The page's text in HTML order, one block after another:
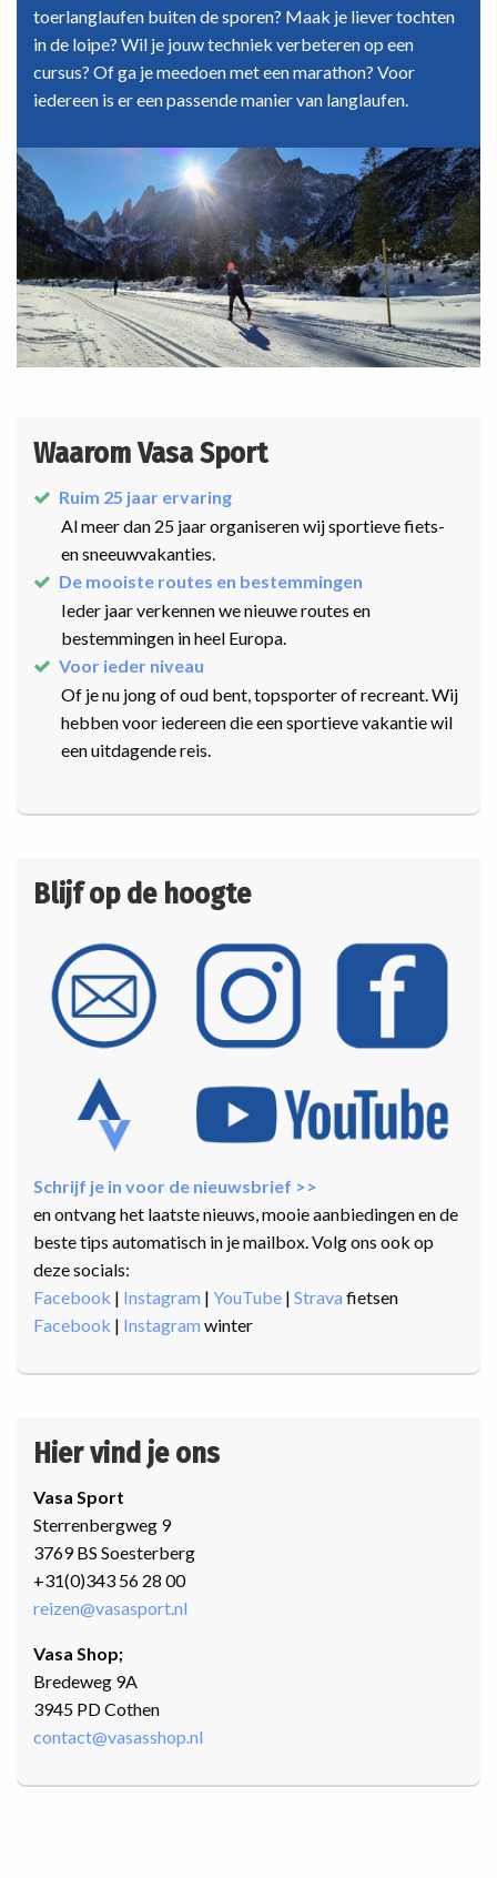
toerlanglaufen buiten de sporen? Maak je liever tochten
in de loipe? Wil je jouw techniek verbeteren op een
cursus? Of ga je meedoen met een marathon? Voor
iedereen is er een passende manier van langlaufen.
Waarom Vasa Sport
Ruim 25 jaar ervaring
Al meer dan 25 jaar organiseren wij sportieve fiets-
en sneeuwvakanties.
De mooiste routes en bestemmingen
Ieder jaar verkennen we nieuwe routes en
bestemmingen in heel Europa.
Voor ieder niveau
Of je nu jong of oud bent, topsporter of recreant. Wij
hebben voor iedereen die een sportieve vakantie wil
een uitdagende reis.
Blijf op de hoogte
Schrijf je in voor de nieuwsbrief >>
en ontvang het laatste nieuws, mooie aanbiedingen en de
beste tips automatisch in je mailbox. Volg ons ook op
deze socials:
Facebook | Instagram | YouTube | Strava fietsen
Facebook | Instagram winter
Hier vind je ons
Vasa Sport
Sterrenbergweg 9
3769 BS Soesterberg
+31(0)343 56 28 00
reizen@vasasport.nl
Vasa Shop;
Bredeweg 9A
3945 PD Cothen
contact@vasasshop.nl